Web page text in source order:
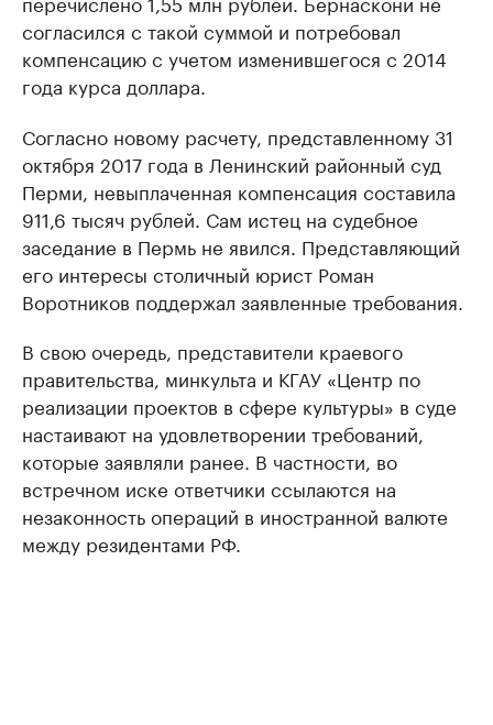
согласился с такой суммой и потребовал
компенсацию с учетом изменившегося с 2014
года курса доллара.
Согласно новому расчету, представленному 31
октября 2017 года в Ленинский районный суд
Перми, невыплаченная компенсация составила
911,6 тысяч рублей. Сам истец на судебное
заседание в Пермь не явился. Представляющий
его интересы столичный юрист Роман
Воротников поддержал заявленные требования.
В свою очередь, представители краевого
правительства, минкульта и КГАУ «Центр по
реализации проектов в сфере культуры» в суде
настаивают на удовлетворении требований,
которые заявляли ранее. В частности, во
встречном иске ответчики ссылаются на
незаконность операций в иностранной валюте
между резидентами РФ.